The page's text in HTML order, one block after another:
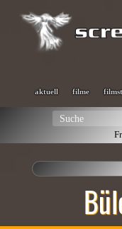
aktuell filme